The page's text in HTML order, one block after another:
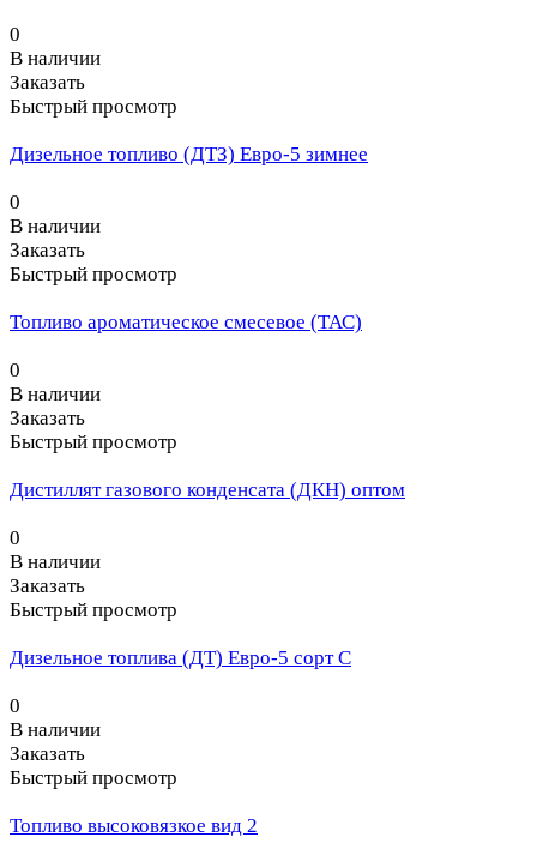
0
В наличии
Заказать
Быстрый просмотр
Дизельное топливо (ДТЗ) Евро-5 зимнее
0
В наличии
Заказать
Быстрый просмотр
Топливо ароматическое смесевое (ТАС)
0
В наличии
Заказать
Быстрый просмотр
Дистиллят газового конденсата (ДКН) оптом
0
В наличии
Заказать
Быстрый просмотр
Дизельное топлива (ДТ) Евро-5 сорт С
0
В наличии
Заказать
Быстрый просмотр
Топливо высоковязкое вид 2